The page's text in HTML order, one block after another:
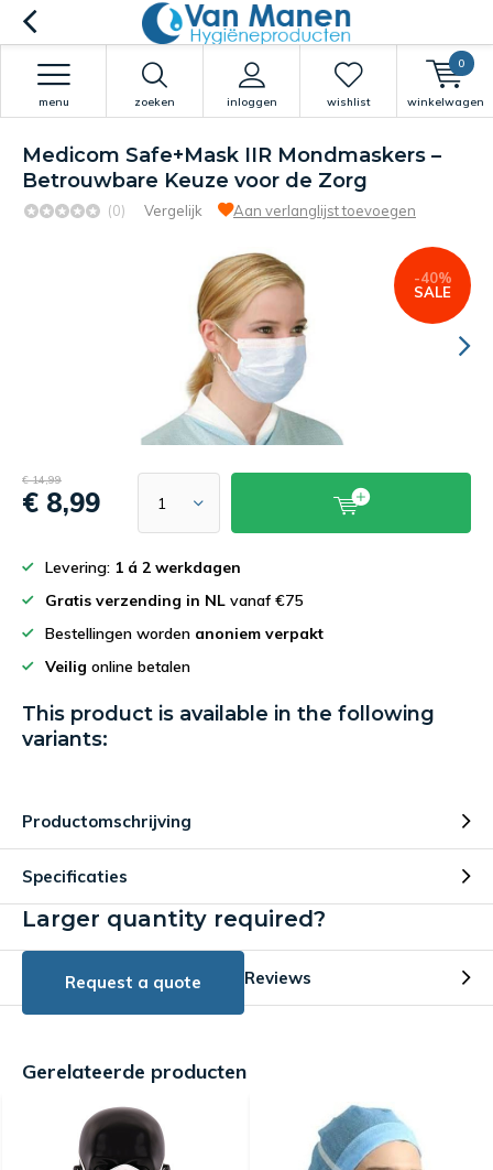
zoeken inloggen
menu wishlist winkelwagen
0
Medicom Safe+Mask IIR Mondmaskers –
Betrouwbare Keuze voor de Zorg
(0) Vergelijk Aan verlanglijst toevoegen
-40%
SALE
€ 14,99
€ 8,99
Levering: 1 á 2 werkdagen
Gratis verzending in NL vanaf €75
Bestellingen worden anoniem verpakt
Veilig online betalen
This product is available in the following
variants:
Productomschrijving
Specificaties
Larger quantity required?
Request a quote Reviews
Gerelateerde producten